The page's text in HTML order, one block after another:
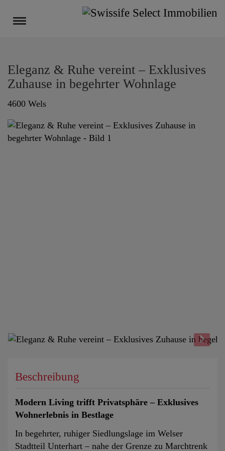
Navigation anzeigen
Eleganz & Ruhe vereint – Exklusives
Zuhause in begehrter Wohnlage
4600 Wels
Beschreibung
Modern Living trifft Privatsphäre – Exklusives
Wohnerlebnis in Bestlage
In begehrter, ruhiger Siedlungslage im Welser
Stadtteil Unterhart – nahe der Grenze zu Marchtrenk